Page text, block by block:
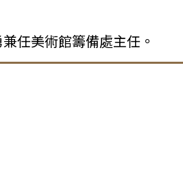
任美術館籌備處主任。